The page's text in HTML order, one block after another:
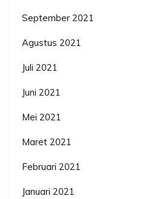
September 2021
Agustus 2021
Juli 2021
Juni 2021
Mei 2021
Maret 2021
Februari 2021
Januari 2021